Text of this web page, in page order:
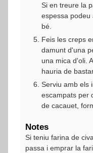
Si en treure la
espessa podeu
bé.
Feis les creps
damunt d'una
una mica d'oli.
hauria de
Serviu amb els
escampats per
de cacauet,
Notes
Si teniu farina de
passa i emprar la